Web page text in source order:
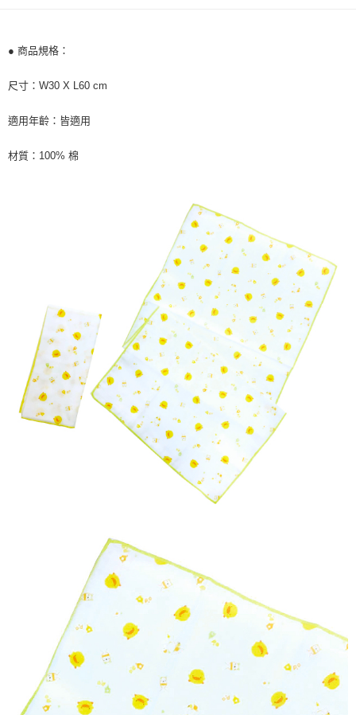
Google Pay
AFTEE先享後付
【關於「AFTEE先享後付」】
便利好安心！
１．於結帳方式選擇「AFTEE先享後付」後，將跳轉至「AFTEE先享後付」
結帳頁面，進行簡訊認證並確認金額後，即可完成結帳。
２．訂單成立數日內，您將收到繳費通知簡訊。
３．收到繳費通知簡訊後14天內，點擊此簡訊中的連結，可透過四大超商／
ATM／網路銀行／等多元方式進行付款，方視為交易完成。
※ 請注意：結帳手續完成當下不需立刻繳費，但若您需要取消訂單，請聯絡
購買商品的店家。未經商家同意取消之訂單仍視為有效，需透過AFTEE先享
後付繳納相關費用。
※ 交易是否成功請以「AFTEE先享後付 」之結帳頁面顯示為準，若有關於
是否繳費成功／繳費後需取消欲退款等相關疑問，請聯繫「AFTEE先享後付
客戶支援中心」https://netprotections.freshdesk.com/support/home
【注意事項】
１．透過由恩沛科技股份有限公司提供之「AFTEE先享後付」服務完成之交
易，需依本服務之必要範圍內提供個人資料，並將交易相關給付款項請求債
權轉讓予恩沛科技股份有限公司。
２．關於個人資料處理事宜，請瀏覽以下網址：
３．未成年的使用者請事先徵得法定代理人或監護人之同意方可使用
４．使用「AFTEE先享後付」時，將依據個別帳號之用戶狀況，依本公司即
時審查核予不同之上限額度；若仍有額度不足之情形，本公司將視審查結果
請求用戶進行身份認證。
５．嚴禁一人註冊多個帳號或使用他人資訊註冊。若發現惡意使用之情形，
恩沛科技股份有限公司將有權停止該用戶之使用額度並採取法律行動。
每筆NT$60，滿NT$590(含以上)免運費
每筆NT$60，滿NT$590(含以上)免運費
7-11取貨付款
每筆NT$60，滿NT$590(含以上)免運費
付款後7-11取貨
每筆NT$60，滿NT$590(含以上)免運費
宅配
每筆NT$100，滿NT$590(含以上)免運費
每筆NT$150，滿NT$890(含以上)免運費
● 商品規格：
尺寸：W30 X L60 cm
適用年齡：皆適用
材質：100% 棉